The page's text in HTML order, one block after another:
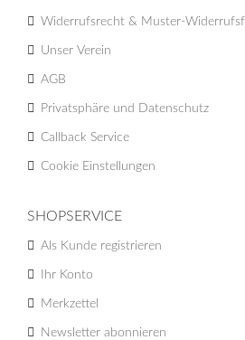
Widerrufsrecht & Muster-
Unser Verein
AGB
Privatsphäre und Datenschutz
Callback Service
Cookie Einstellungen
SHOPSERVICE
Als Kunde registrieren
Ihr Konto
Merkzettel
Newsletter abonnieren